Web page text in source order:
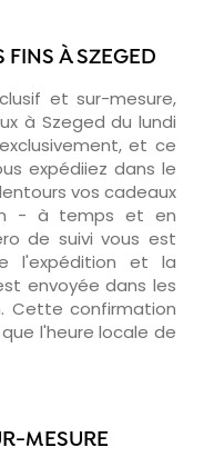
À SZEGED
et sur-mesure,
à Szeged du lundi
et ce
expédiiez dans le
vos cadeaux
- à temps et en
de suivi vous est
l'expédition et la
envoyée dans les
Cette confirmation
l'heure locale de
MESURE